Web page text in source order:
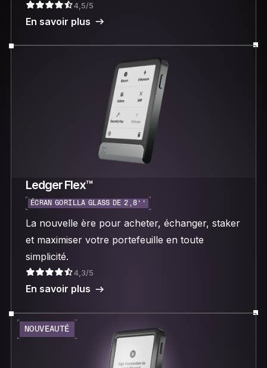
4,5/5
En savoir plus
Ledger Flex™
ÉCRAN GORILLA GLASS DE 2,8’’
La nouvelle ère pour acheter, échanger, staker
et maximiser votre portefeuille en toute
simplicité.
4,3/5
En savoir plus
NOUVEAUTÉ